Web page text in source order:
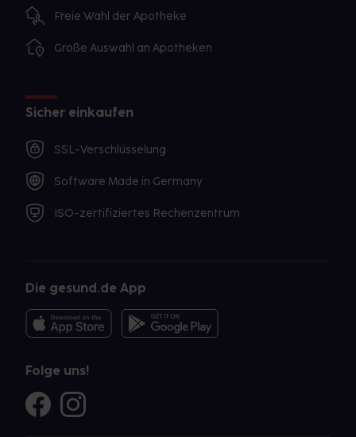
Freie Wahl der Apotheke
Große Auswahl an Apotheken
Sicher einkaufen
SSL-Verschlüsselung
Software Made in Germany
ISO-zertifiziertes Rechenzentrum
Die gesund.de App
Folge uns!